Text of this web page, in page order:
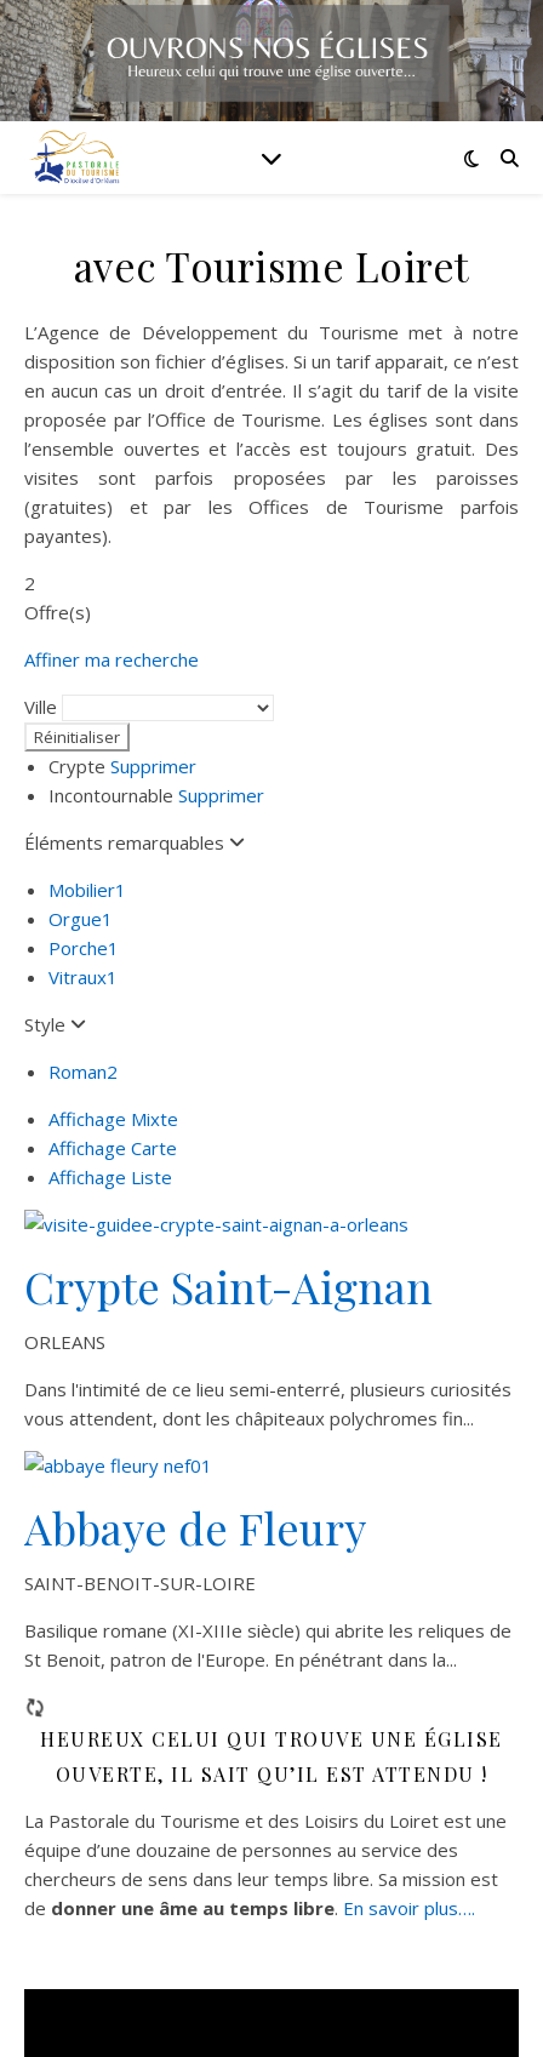
avec Tourisme Loiret
L’Agence de Développement du Tourisme met à notre
disposition son fichier d’églises. Si un tarif apparait, ce n’est
en aucun cas un droit d’entrée. Il s’agit du tarif de la visite
proposée par l’Office de Tourisme. Les églises sont dans
l’ensemble ouvertes et l’accès est toujours gratuit. Des
visites sont parfois proposées par les paroisses
(gratuites) et par les Offices de Tourisme parfois
payantes).
2
Offre(s)
Affiner ma recherche
Ville
Crypte Supprimer
Incontournable Supprimer
Éléments remarquables
Mobilier1
Orgue1
Porche1
Vitraux1
Style
Roman2
Affichage Mixte
Affichage Carte
Affichage Liste
Crypte Saint-Aignan
ORLEANS
Dans l'intimité de ce lieu semi-enterré, plusieurs curiosités
vous attendent, dont les châpiteaux polychromes fin...
Abbaye de Fleury
SAINT-BENOIT-SUR-LOIRE
Basilique romane (XI-XIIIe siècle) qui abrite les reliques de
St Benoit, patron de l'Europe. En pénétrant dans la...
HEUREUX CELUI QUI TROUVE UNE ÉGLISE
OUVERTE, IL SAIT QU’IL EST ATTENDU !
La Pastorale du Tourisme et des Loisirs du Loiret est une
équipe d’une douzaine de personnes au service des
chercheurs de sens dans leur temps libre. Sa mission est
de donner une âme au temps libre. En savoir plus….